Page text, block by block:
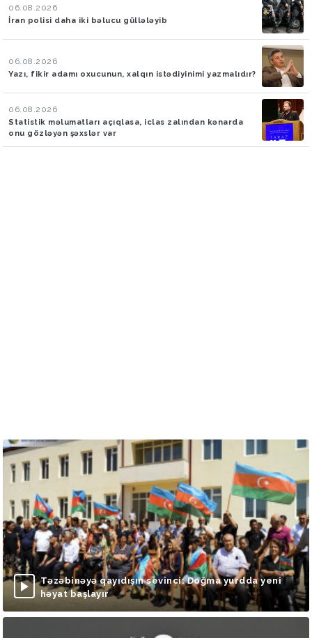
06.08.2026
İran polisi daha iki bəlucu güllələyib
06.08.2026
Yazı, fikir adamı oxucunun, xalqın istədiyinimi yazmalıdır?
06.08.2026
Statistik məlumatları açıqlasa, iclas zalından kənarda
onu gözləyən şəxslər var
Təzəbinəyə qayıdışın sevinci: Doğma yurdda yeni
həyat başlayır